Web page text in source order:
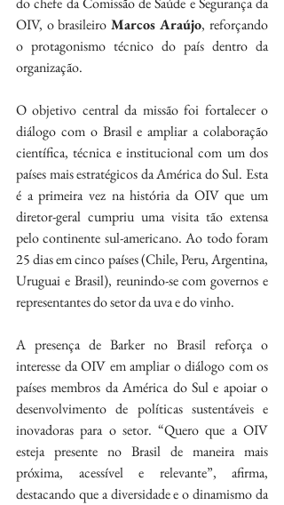
OIV, o brasileiro Marcos Araújo, reforçando
o protagonismo técnico do país dentro da
organização.
O objetivo central da missão foi fortalecer o
diálogo com o Brasil e ampliar a colaboração
científica, técnica e institucional com um dos
países mais estratégicos da América do Sul. Esta
é a primeira vez na história da OIV que um
diretor-geral cumpriu uma visita tão extensa
pelo continente sul-americano. Ao todo foram
25 dias em cinco países (Chile, Peru, Argentina,
Uruguai e Brasil), reunindo-se com governos e
representantes do setor da uva e do vinho.
A presença de Barker no Brasil reforça o
interesse da OIV em ampliar o diálogo com os
países membros da América do Sul e apoiar o
desenvolvimento de políticas sustentáveis e
inovadoras para o setor. “Quero que a OIV
esteja presente no Brasil de maneira mais
próxima, acessível e relevante”, afirma,
destacando que a diversidade e o dinamismo da